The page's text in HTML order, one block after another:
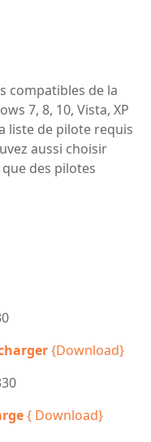
compatibles de la
7, 8, 10, Vista, XP
liste de pilote requis
aussi choisir
des pilotes
{Download}
{ Download}